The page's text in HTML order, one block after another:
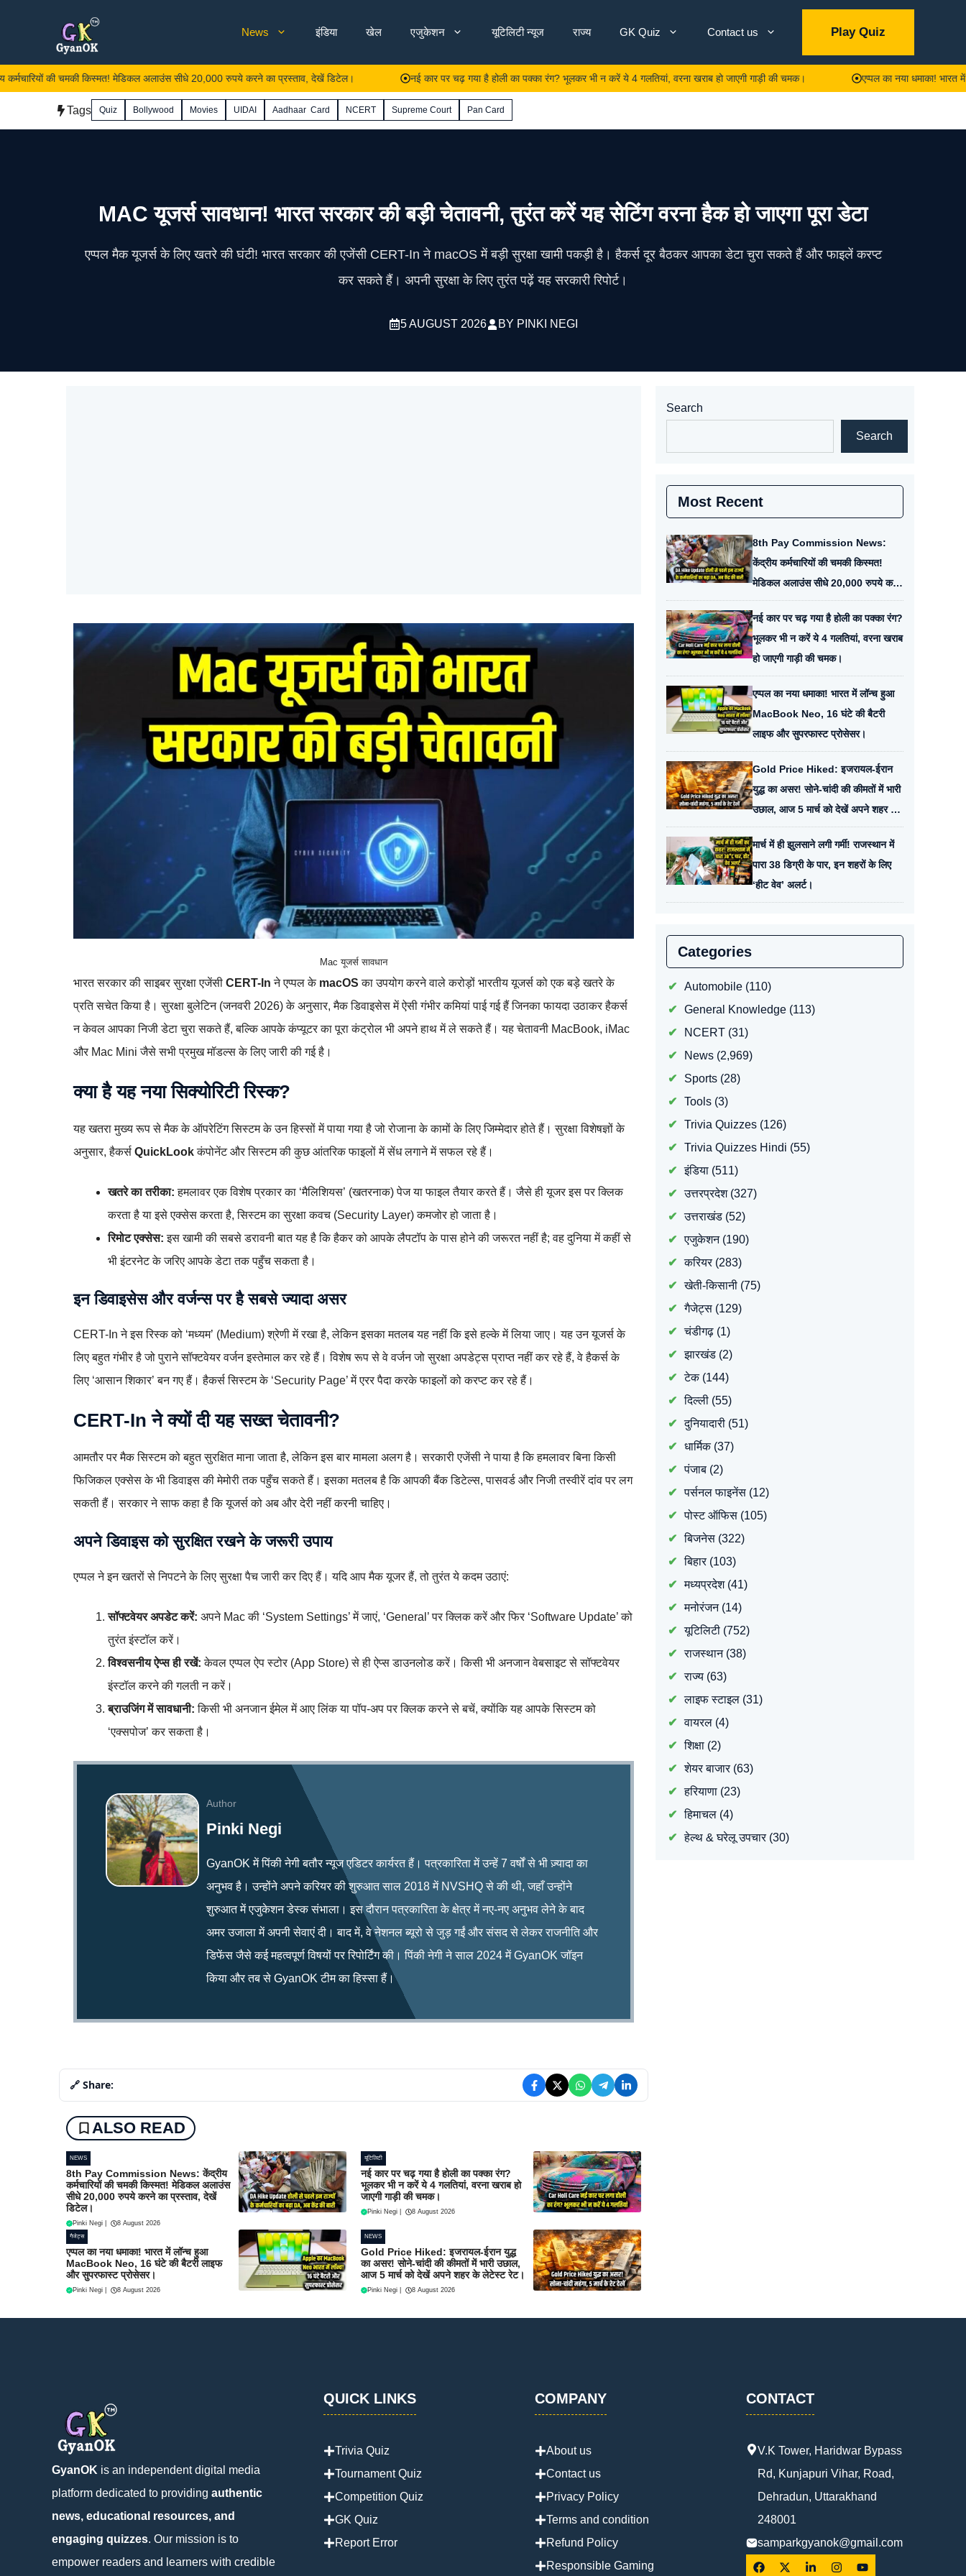
News इंडिया खेल एजुकेशन यूटिलिटी न्यूज राज्य GK Quiz Contact us Play Quiz
की चमकी किस्मत! मेडिकल अलाउंस सीधे 20,000 रुपये करने का प्रस्ताव, देखें डिटेल। नई कार पर चढ़ गया है होली का पक्का रंग? भूलकर भी न करें ये 4 गलतियां, वरना खराब हो जाएगी गाड़ी की चमक। एप्पल का नया धमाका! भारत में
Tags Quiz Bollywood Movies UIDAI Aadhaar Card NCERT Supreme Court Pan Card
MAC यूजर्स सावधान! भारत सरकार की बड़ी चेतावनी, तुरंत करें यह सेटिंग वरना हैक हो जाएगा पूरा डेटा
एप्पल मैक यूजर्स के लिए खतरे की घंटी! भारत सरकार की एजेंसी CERT-In ने macOS में बड़ी सुरक्षा खामी पकड़ी है। हैकर्स दूर बैठकर आपका डेटा चुरा सकते हैं और फाइलें करप्ट
कर सकते हैं। अपनी सुरक्षा के लिए तुरंत पढ़ें यह सरकारी रिपोर्ट।
5 AUGUST 2026 BY PINKI NEGI
Mac यूजर्स सावधान
भारत सरकार की साइबर सुरक्षा एजेंसी CERT-In ने एप्पल के macOS का उपयोग करने वाले करोड़ों भारतीय यूजर्स को एक बड़े खतरे के
प्रति सचेत किया है। सुरक्षा बुलेटिन (जनवरी 2026) के अनुसार, मैक डिवाइसेस में ऐसी गंभीर कमियां पाई गई हैं जिनका फायदा उठाकर हैकर्स
न केवल आपका निजी डेटा चुरा सकते हैं, बल्कि आपके कंप्यूटर का पूरा कंट्रोल भी अपने हाथ में ले सकते हैं। यह चेतावनी MacBook, iMac
और Mac Mini जैसे सभी प्रमुख मॉडल्स के लिए जारी की गई है।
क्या है यह नया सिक्योरिटी रिस्क?
यह खतरा मुख्य रूप से मैक के ऑपरेटिंग सिस्टम के उन हिस्सों में पाया गया है जो रोजाना के कामों के लिए जिम्मेदार होते हैं। सुरक्षा विशेषज्ञों के
अनुसार, हैकर्स QuickLookकंपोनेंट और सिस्टम की कुछ आंतरिक फाइलों में सेंध लगाने में सफल रहे हैं।
खतरे का तरीका: हमलावर एक विशेष प्रकार का ‘मैलिशियस’ (खतरनाक) पेज या फाइल तैयार करते हैं। जैसे ही यूजर इस पर क्लिक
करता है या इसे एक्सेस करता है, सिस्टम का सुरक्षा कवच (Security Layer) कमजोर हो जाता है।
रिमोट एक्सेस: इस खामी की सबसे डरावनी बात यह है कि हैकर को आपके लैपटॉप के पास होने की जरूरत नहीं है; वह दुनिया में कहीं से
भी इंटरनेट के जरिए आपके डेटा तक पहुँच सकता है।
इन डिवाइसेस और वर्जन्स पर है सबसे ज्यादा असर
CERT-In ने इस रिस्क को ‘मध्यम’ (Medium) श्रेणी में रखा है, लेकिन इसका मतलब यह नहीं कि इसे हल्के में लिया जाए। यह उन यूजर्स के
लिए बहुत गंभीर है जो पुराने सॉफ्टवेयर वर्जन इस्तेमाल कर रहे हैं। विशेष रूप से वे वर्जन जो सुरक्षा अपडेट्स प्राप्त नहीं कर रहे हैं, वे हैकर्स के
लिए ‘आसान शिकार’ बन गए हैं। हैकर्स सिस्टम के ‘Security Page’ में एरर पैदा करके फाइलों को करप्ट कर रहे हैं।
CERT-In ने क्यों दी यह सख्त चेतावनी?
आमतौर पर मैक सिस्टम को बहुत सुरक्षित माना जाता है, लेकिन इस बार मामला अलग है। सरकारी एजेंसी ने पाया है कि हमलावर बिना किसी
फिजिकल एक्सेस के भी डिवाइस की मेमोरी तक पहुँच सकते हैं। इसका मतलब है कि आपकी बैंक डिटेल्स, पासवर्ड और निजी तस्वीरें दांव पर लग
सकती हैं। सरकार ने साफ कहा है कि यूजर्स को अब और देरी नहीं करनी चाहिए।
अपने डिवाइस को सुरक्षित रखने के जरूरी उपाय
एप्पल ने इन खतरों से निपटने के लिए सुरक्षा पैच जारी कर दिए हैं। यदि आप मैक यूजर हैं, तो तुरंत ये कदम उठाएं:
सॉफ्टवेयर अपडेट करें: अपने Mac की ‘System Settings’ में जाएं, ‘General’ पर क्लिक करें और फिर ‘Software Update’ को
तुरंत इंस्टॉल करें।
विश्वसनीय ऐप्स ही रखें: केवल एप्पल ऐप स्टोर (App Store) से ही ऐप्स डाउनलोड करें। किसी भी अनजान वेबसाइट से सॉफ्टवेयर
इंस्टॉल करने की गलती न करें।
ब्राउजिंग में सावधानी: किसी भी अनजान ईमेल में आए लिंक या पॉप-अप पर क्लिक करने से बचें, क्योंकि यह आपके सिस्टम को
‘एक्सपोज’ कर सकता है।
Author
Pinki Negi
GyanOK में पिंकी नेगी बतौर न्यूज एडिटर कार्यरत हैं। पत्रकारिता में उन्हें 7 वर्षों से भी ज़्यादा का
अनुभव है। उन्होंने अपने करियर की शुरुआत साल 2018 में NVSHQ से की थी, जहाँ उन्होंने
शुरुआत में एजुकेशन डेस्क संभाला। इस दौरान पत्रकारिता के क्षेत्र में नए-नए अनुभव लेने के बाद
अमर उजाला में अपनी सेवाएं दी। बाद में, वे नेशनल ब्यूरो से जुड़ गईं और संसद से लेकर राजनीति और
डिफेंस जैसे कई महत्वपूर्ण विषयों पर रिपोर्टिंग की। पिंकी नेगी ने साल 2024 में GyanOK जॉइन
किया और तब से GyanOK टीम का हिस्सा हैं।
🔗 Share:
ALSO READ
NEWS
8th Pay Commission News: केंद्रीय
कर्मचारियों की चमकी किस्मत! मेडिकल अलाउंस
सीधे 20,000 रुपये करने का प्रस्ताव, देखें
डिटेल।
Pinki Negi 8 August 2026
यूटिलिटी
नई कार पर चढ़ गया है होली का पक्का रंग?
भूलकर भी न करें ये 4 गलतियां, वरना खराब हो
जाएगी गाड़ी की चमक।
Pinki Negi 8 August 2026
गैजेट्स
एप्पल का नया धमाका! भारत में लॉन्च हुआ
MacBook Neo, 16 घंटे की बैटरी लाइफ
और सुपरफास्ट प्रोसेसर।
Pinki Negi 8 August 2026
NEWS
Gold Price Hiked: इजरायल-ईरान युद्ध
का असर! सोने-चांदी की कीमतों में भारी उछाल,
आज 5 मार्च को देखें अपने शहर के लेटेस्ट रेट।
Pinki Negi 8 August 2026
Search
Search
Most Recent
8th Pay Commission News:
केंद्रीय कर्मचारियों की चमकी किस्मत!
मेडिकल अलाउंस सीधे 20,000 रुपये करने
का प्रस्ताव, देखें डिटेल।
नई कार पर चढ़ गया है होली का पक्का रंग?
भूलकर भी न करें ये 4 गलतियां, वरना खराब
हो जाएगी गाड़ी की चमक।
एप्पल का नया धमाका! भारत में लॉन्च हुआ
MacBook Neo, 16 घंटे की बैटरी
लाइफ और सुपरफास्ट प्रोसेसर।
Gold Price Hiked: इजरायल-ईरान
युद्ध का असर! सोने-चांदी की कीमतों में भारी
उछाल, आज 5 मार्च को देखें अपने शहर के
लेटेस्ट रेट।
मार्च में ही झुलसाने लगी गर्मी! राजस्थान में
पारा 38 डिग्री के पार, इन शहरों के लिए
‘हीट वेव’ अलर्ट।
Categories
Automobile(110)
General Knowledge(113)
NCERT(31)
News(2,969)
Sports(28)
Tools(3)
Trivia Quizzes(126)
Trivia Quizzes Hindi (55)
इंडिया(511)
उत्तरप्रदेश(327)
उत्तराखंड(52)
एजुकेशन(190)
करियर(283)
खेती-किसानी(75)
गैजेट्स(129)
चंडीगढ़(1)
झारखंड(2)
टेक(144)
दिल्ली(55)
दुनियादारी(51)
धार्मिक(37)
पंजाब(2)
पर्सनल फाइनेंस(12)
पोस्ट ऑफिस(105)
बिजनेस(322)
बिहार(103)
मध्यप्रदेश(41)
मनोरंजन(14)
यूटिलिटी(752)
राजस्थान(38)
राज्य(63)
लाइफ स्टाइल(31)
वायरल(4)
शिक्षा(2)
शेयर बाजार(63)
हरियाणा(23)
हिमाचल(4)
हेल्थ & घरेलू उपचार(30)
GyanOK is an independent digital media
platform dedicated to providing authentic
news, educational resources, and
engaging quizzes. Our mission is to
empower readers and learners with credible
QUICK LINKS
Trivia Quiz
Tournament Quiz
Competition Quiz
GK Quiz
Report Error
COMPANY
About us
Contact us
Privacy Policy
Terms and condition
Refund Policy
Responsible Gaming
CONTACT
V.K Tower, Haridwar Bypass
Rd, Kunjapuri Vihar, Road,
Dehradun, Uttarakhand
248001
samparkgyanok@gmail.com